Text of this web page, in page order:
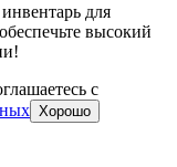
для
высокий
c
Хорошо